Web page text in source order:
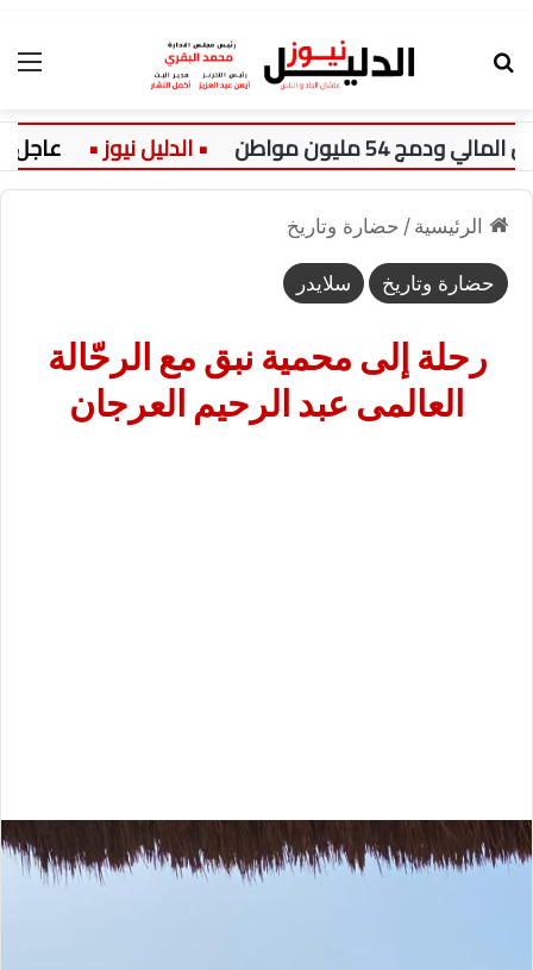
عاجل: سعر
الرئيسية / حضارة وتاريخ
حضارة وتاريخ سلايدر
رحلة إلى محمية نبق مع الرحّالة
العالمى عبد الرحيم العرجان